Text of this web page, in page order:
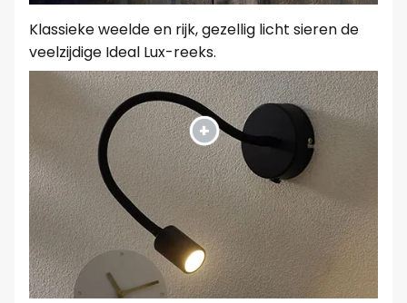
Klassieke weelde en rijk, gezellig licht sieren de
veelzijdige Ideal Lux-reeks.